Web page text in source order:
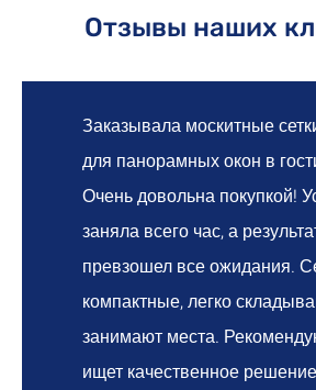
Отзывы наших
Заказывала москитные
для панорамных окон в
Очень довольна покупкой!
заняла всего час, а
превзошел все ожидания.
компактные, легко
занимают места.
ищет качественное